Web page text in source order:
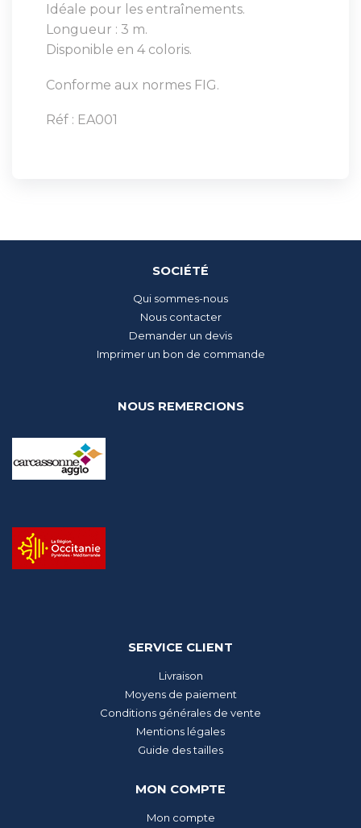
Idéale pour les entraînements.
Longueur : 3 m.
Disponible en 4 coloris.
Conforme aux normes FIG.
Réf : EA001
SOCIÉTÉ
Qui sommes-nous
Nous contacter
Demander un devis
Imprimer un bon de commande
NOUS REMERCIONS
SERVICE CLIENT
Livraison
Moyens de paiement
Conditions générales de vente
Mentions légales
Guide des tailles
MON COMPTE
Mon compte